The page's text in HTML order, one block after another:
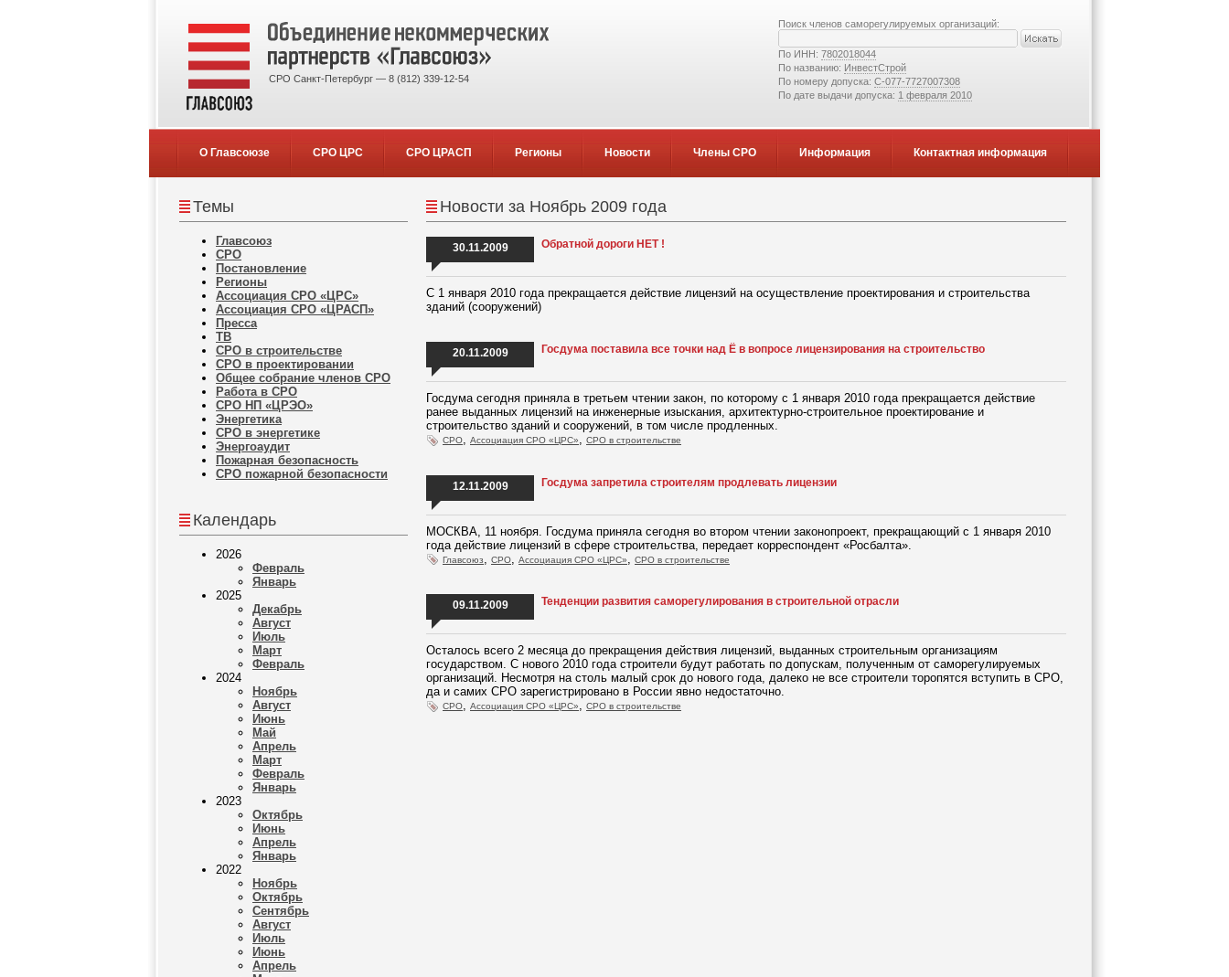
СРО Санкт-Петербург — 8 (812) 339-12-54
Поиск членов саморегулируемых организаций:
По ИНН: 7802018044
По названию: ИнвестСтрой
По номеру допуска: С-077-7727007308
По дате выдачи допуска: 1 февраля 2010
О Главсоюзе СРО ЦРС СРО ЦРАСП Регионы Новости Члены СРО Информация Контактная информация
Темы
Главсоюз
СРО
Постановление
Регионы
Ассоциация СРО «ЦРС»
Ассоциация СРО «ЦРАСП»
Пресса
ТВ
СРО в строительстве
СРО в проектировании
Общее собрание членов СРО
Работа в СРО
СРО НП «ЦРЭО»
Энергетика
СРО в энергетике
Энергоаудит
Пожарная безопасность
СРО пожарной безопасности
Календарь
2026
Февраль
Январь
2025
Декабрь
Август
Июль
Март
Февраль
2024
Ноябрь
Август
Июнь
Май
Апрель
Март
Февраль
Январь
2023
Октябрь
Июнь
Апрель
Январь
2022
Ноябрь
Октябрь
Сентябрь
Август
Июль
Июнь
Апрель
Новости за Ноябрь 2009 года
30.11.2009 Обратной дороги НЕТ !
С 1 января 2010 года прекращается действие лицензий на осуществление проектирования и строительства
зданий (сооружений)
20.11.2009 Госдума поставила все точки над Ё в вопросе лицензирования на строительство
Госдума сегодня приняла в третьем чтении закон, по которому с 1 января 2010 года прекращается действие
ранее выданных лицензий на инженерные изыскания, архитектурно-строительное проектирование и
строительство зданий и сооружений, в том числе продленных.
СРО, Ассоциация СРО «ЦРС», СРО в строительстве
12.11.2009 Госдума запретила строителям продлевать лицензии
МОСКВА, 11 ноября. Госдума приняла сегодня во втором чтении законопроект, прекращающий с 1 января 2010
года действие лицензий в сфере строительства, передает корреспондент «Росбалта».
Главсоюз СРО Ассоциация СРО «ЦРС» СРО в строительстве
09.11.2009 Тенденции развития саморегулирования в строительной отрасли
Осталось всего 2 месяца до прекращения действия лицензий, выданных строительным организациям
государством. С нового 2010 года строители будут работать по допускам, полученным от саморегулируемых
организаций. Несмотря на столь малый срок до нового года, далеко не все строители торопятся вступить в СРО,
да и самих СРО зарегистрировано в России явно недостаточно.
СРО, Ассоциация СРО «ЦРС», СРО в строительстве